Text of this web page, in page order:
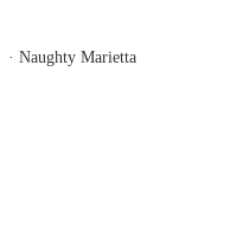
· Naughty Marietta